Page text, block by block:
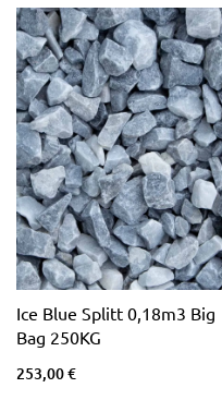
Ice Blue Splitt 0,18m3 Big
Bag 250KG
253,00 €